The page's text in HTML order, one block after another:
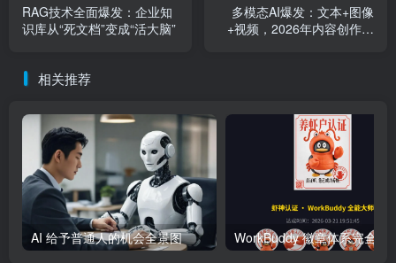
RAG技术全面爆发：企业知
识库从“死文档”变成“活大脑”
多模态AI爆发：文本+图像
+视频，2026年内容创作革
相关推荐
AI 给予普通人的机会全景图